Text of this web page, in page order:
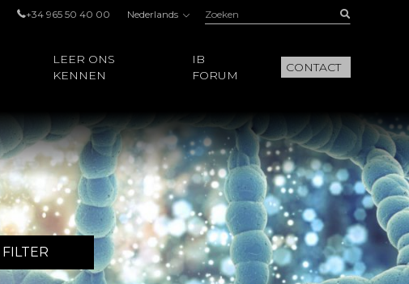
+34 965 50 40 00 Nederlands Zoeken:
LEER ONS
KENNEN
IB
FORUM
CONTACT
FILTER